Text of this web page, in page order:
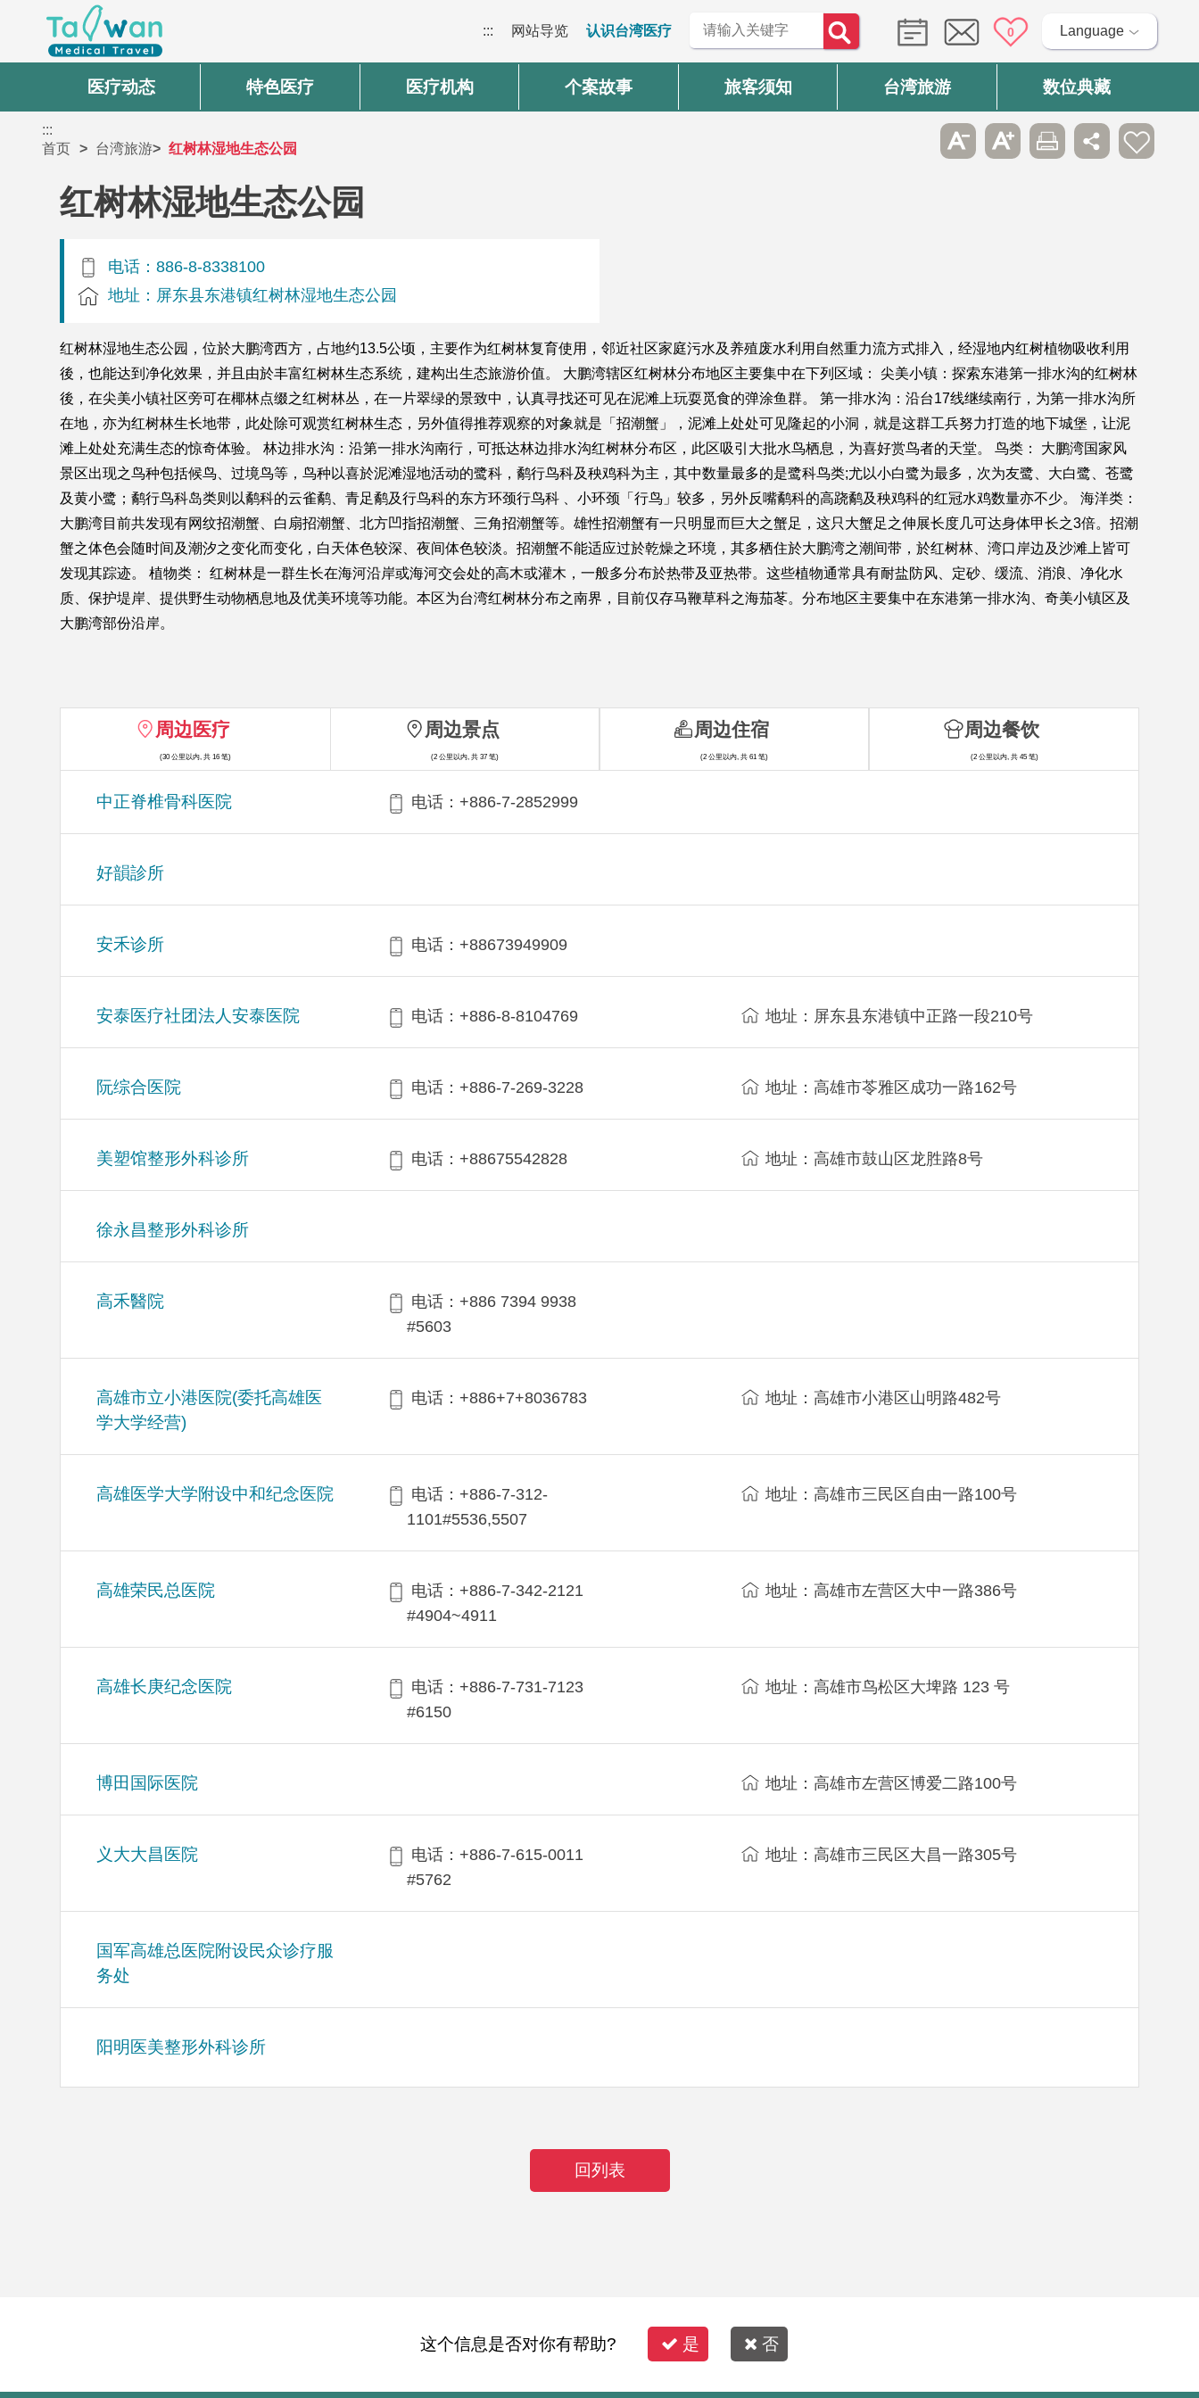
::: 网站导览 认识台湾医疗 0 Language
医疗动态 特色医疗 医疗机构 个案故事 旅客须知 台湾旅游 数位典藏
:::
首页
台湾旅游 红树林湿地生态公园
红树林湿地生态公园
电话：886-8-8338100
地址：屏东县东港镇红树林湿地生态公园
红树林湿地生态公园，位於大鹏湾西方，占地约13.5公顷，主要作为红树林复育使用，邻近社区家庭污水及养殖废水利用自然重力流方式排入，经湿地内红树植物吸收利用
後，也能达到净化效果，并且由於丰富红树林生态系统，建构出生态旅游价值。 大鹏湾辖区红树林分布地区主要集中在下列区域： 尖美小镇：探索东港第一排水沟的红树林
後，在尖美小镇社区旁可在椰林点缀之红树林丛，在一片翠绿的景致中，认真寻找还可见在泥滩上玩耍觅食的弹涂鱼群。 第一排水沟：沿台17线继续南行，为第一排水沟所
在地，亦为红树林生长地带，此处除可观赏红树林生态，另外值得推荐观察的对象就是「招潮蟹」，泥滩上处处可见隆起的小洞，就是这群工兵努力打造的地下城堡，让泥
滩上处处充满生态的惊奇体验。 林边排水沟：沿第一排水沟南行，可抵达林边排水沟红树林分布区，此区吸引大批水鸟栖息，为喜好赏鸟者的天堂。 鸟类： 大鹏湾国家风
景区出现之鸟种包括候鸟、过境鸟等，鸟种以喜於泥滩湿地活动的鹭科，鹬行鸟科及秧鸡科为主，其中数量最多的是鹭科鸟类;尤以小白鹭为最多，次为友鹭、大白鹭、苍鹭
及黄小鹭；鹬行鸟科岛类则以鹬科的云雀鹬、青足鹬及行鸟科的东方环颈行鸟科 、小环颈「行鸟」较多，另外反嘴鹬科的高跷鹬及秧鸡科的红冠水鸡数量亦不少。 海洋类：
大鹏湾目前共发现有网纹招潮蟹、白扇招潮蟹、北方凹指招潮蟹、三角招潮蟹等。雄性招潮蟹有一只明显而巨大之蟹足，这只大蟹足之伸展长度几可达身体甲长之3倍。招潮
蟹之体色会随时间及潮汐之变化而变化，白天体色较深、夜间体色较淡。招潮蟹不能适应过於乾燥之环境，其多栖住於大鹏湾之潮间带，於红树林、湾口岸边及沙滩上皆可
发现其踪迹。 植物类： 红树林是一群生长在海河沿岸或海河交会处的高木或灌木，一般多分布於热带及亚热带。这些植物通常具有耐盐防风、定砂、缓流、消浪、净化水
质、保护堤岸、提供野生动物栖息地及优美环境等功能。本区为台湾红树林分布之南界，目前仅存马鞭草科之海茄苳。分布地区主要集中在东港第一排水沟、奇美小镇区及
大鹏湾部份沿岸。
周边医疗
(30 公里以内, 共 16 笔)
中正脊椎骨科医院 电话：+886-7-2852999
好韻診所
安禾诊所 电话：+88673949909
安泰医疗社团法人安泰医院 电话：+886-8-8104769 地址：屏东县东港镇中正路一段210号
阮综合医院 电话：+886-7-269-3228 地址：高雄市苓雅区成功一路162号
美塑馆整形外科诊所 电话：+88675542828 地址：高雄市鼓山区龙胜路8号
徐永昌整形外科诊所
高禾醫院
电话：+886 7394 9938
#5603
高雄市立小港医院(委托高雄医
学大学经营)
电话：+886+7+8036783 地址：高雄市小港区山明路482号
高雄医学大学附设中和纪念医院
电话：+886-7-312-
1101#5536,5507
地址：高雄市三民区自由一路100号
高雄荣民总医院
电话：+886-7-342-2121
#4904~4911
地址：高雄市左营区大中一路386号
高雄长庚纪念医院
电话：+886-7-731-7123
#6150
地址：高雄市鸟松区大埤路 123 号
博田国际医院 地址：高雄市左营区博爱二路100号
义大大昌医院
电话：+886-7-615-0011
#5762
地址：高雄市三民区大昌一路305号
国军高雄总医院附设民众诊疗服
务处
阳明医美整形外科诊所
周边景点
(2 公里以内, 共 37 笔)
周边住宿
(2 公里以内, 共 61 笔)
周边餐饮
(2 公里以内, 共 45 笔)
回列表
这个信息是否对你有帮助? 是 否